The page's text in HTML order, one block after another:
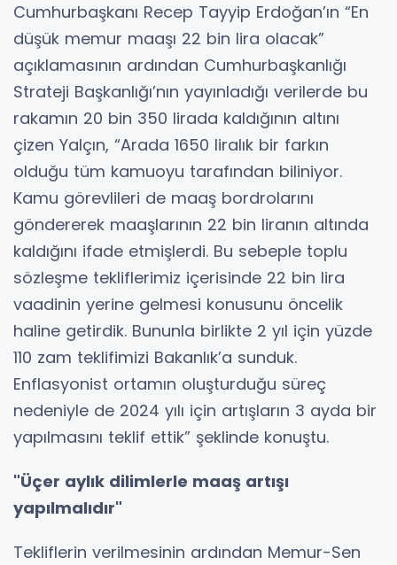
Cumhurbaşkanı Recep Tayyip Erdoğan’ın “En
düşük memur maaşı 22 bin lira olacak”
açıklamasının ardından Cumhurbaşkanlığı
Strateji Başkanlığı’nın yayınladığı verilerde bu
rakamın 20 bin 350 lirada kaldığının altını
çizen Yalçın, “Arada 1650 liralık bir farkın
olduğu tüm kamuoyu tarafından biliniyor.
Kamu görevlileri de maaş bordrolarını
göndererek maaşlarının 22 bin liranın altında
kaldığını ifade etmişlerdi. Bu sebeple toplu
sözleşme tekliflerimiz içerisinde 22 bin lira
vaadinin yerine gelmesi konusunu öncelik
haline getirdik. Bununla birlikte 2 yıl için yüzde
110 zam teklifimizi Bakanlık’a sunduk.
Enflasyonist ortamın oluşturduğu süreç
nedeniyle de 2024 yılı için artışların 3 ayda bir
yapılmasını teklif ettik” şeklinde konuştu.
"Üçer aylık dilimlerle maaş artışı
yapılmalıdır"
Tekliflerin verilmesinin ardından Memur-Sen